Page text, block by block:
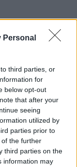
Personal
third parties, or
for
below opt-out
that after your
seeing
utilized by
parties prior to
the further
third parties on the
information may